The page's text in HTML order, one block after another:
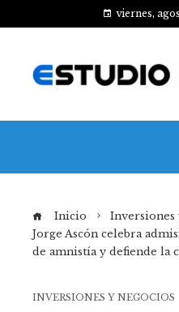
viernes,
Inicio
Inversiones
Jorge Ascón celebra
de amnistía y defiende la
INVERSIONES Y NEGOCIOS